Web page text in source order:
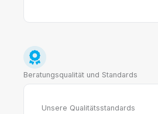
Beratungsqualität und Standards
Unsere Qualitätsstandards